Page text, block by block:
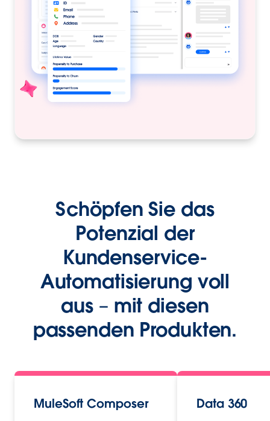
Schöpfen Sie das
Potenzial der
Kundenservice-
Automatisierung voll
aus – mit diesen
passenden Produkten.
MuleSoft Composer Data 360